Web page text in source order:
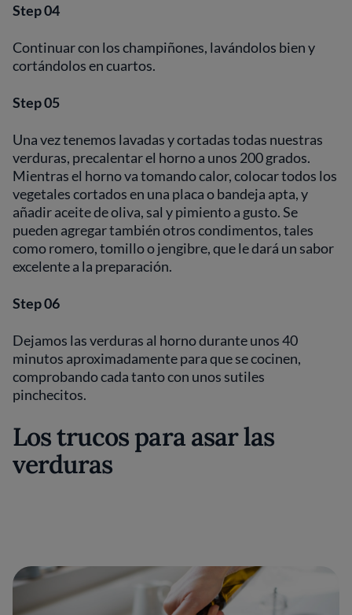
Step 04
Continuar con los champiñones, lavándolos bien y
cortándolos en cuartos.
Step 05
Una vez tenemos lavadas y cortadas todas nuestras
verduras, precalentar el horno a unos 200 grados.
Mientras el horno va tomando calor, colocar todos los
vegetales cortados en una placa o bandeja apta, y
añadir aceite de oliva, sal y pimiento a gusto. Se
pueden agregar también otros condimentos, tales
como romero, tomillo o jengibre, que le dará un sabor
excelente a la preparación.
Step 06
Dejamos las verduras al horno durante unos 40
minutos aproximadamente para que se cocinen,
comprobando cada tanto con unos sutiles
pinchecitos.
Los trucos para asar las
verduras